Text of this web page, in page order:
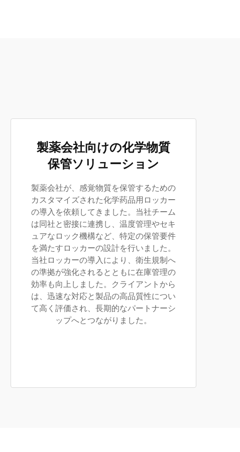
製薬会社向けの化学物質
保管ソリューション
製薬会社が、感覚物質を保管するための
カスタマイズされた化学药品用ロッカー
の導入を依頼してきました。当社チーム
は同社と密接に連携し、温度管理やセキ
ュアなロック機構など、特定の保管要件
を満たすロッカーの設計を行いました。
当社ロッカーの導入により、衛生規制へ
の準拠が強化されるとともに在庫管理の
効率も向上しました。クライアントから
は、迅速な対応と製品の高品質性につい
て高く評価され、長期的なパートナーシ
ップへとつながりました。